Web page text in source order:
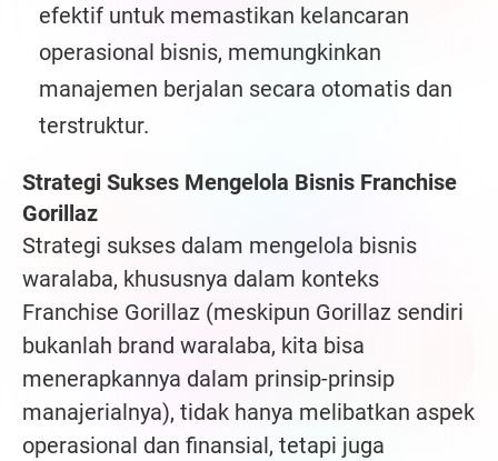
efektif untuk memastikan kelancaran
operasional bisnis, memungkinkan
manajemen berjalan secara otomatis dan
terstruktur.
Strategi Sukses Mengelola Bisnis Franchise
Gorillaz
Strategi sukses dalam mengelola bisnis
waralaba, khususnya dalam konteks
Franchise Gorillaz (meskipun Gorillaz sendiri
bukanlah brand waralaba, kita bisa
menerapkannya dalam prinsip-prinsip
manajerialnya), tidak hanya melibatkan aspek
operasional dan finansial, tetapi juga